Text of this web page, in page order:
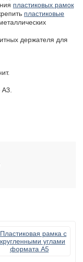
пластиковых рамок
пластиковые
держателя для